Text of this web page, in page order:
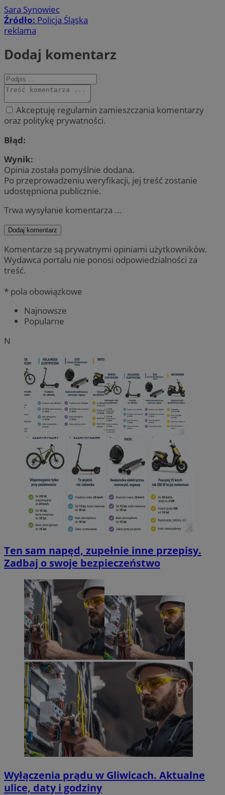
Sara Synowiec
Źródło: Policja Śląska
reklama
Dodaj komentarz
Akceptuję regulamin zamieszczania komentarzy
oraz politykę prywatności.
Błąd:
Wynik:
Opinia została pomyślnie dodana.
Po przeprowadzeniu weryfikacji, jej treść zostanie
udostępniona publicznie.
Trwa wysyłanie komentarza ...
Dodaj komentarz
Komentarze są prywatnymi opiniami użytkowników.
Wydawca portalu nie ponosi odpowiedzialności za
treść.
* pola obowiązkowe
Najnowsze
Popularne
N
Ten sam napęd, zupełnie inne przepisy.
Zadbaj o swoje bezpieczeństwo
Wyłączenia prądu w Gliwicach. Aktualne
ulice, daty i godziny